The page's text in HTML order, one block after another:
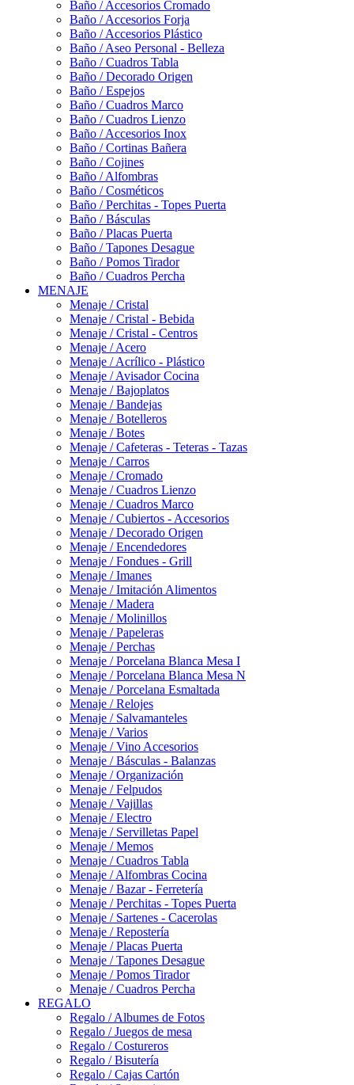
Baño / Accesorios Cromado
Baño / Accesorios Forja
Baño / Accesorios Plástico
Baño / Aseo Personal - Belleza
Baño / Cuadros Tabla
Baño / Decorado Origen
Baño / Espejos
Baño / Cuadros Marco
Baño / Cuadros Lienzo
Baño / Accesorios Inox
Baño / Cortinas Bañera
Baño / Cojines
Baño / Alfombras
Baño / Cosméticos
Baño / Perchitas - Topes Puerta
Baño / Básculas
Baño / Placas Puerta
Baño / Tapones Desague
Baño / Pomos Tirador
Baño / Cuadros Percha
MENAJE
Menaje / Cristal
Menaje / Cristal - Bebida
Menaje / Cristal - Centros
Menaje / Acero
Menaje / Acrílico - Plástico
Menaje / Avisador Cocina
Menaje / Bajoplatos
Menaje / Bandejas
Menaje / Botelleros
Menaje / Botes
Menaje / Cafeteras - Teteras - Tazas
Menaje / Carros
Menaje / Cromado
Menaje / Cuadros Lienzo
Menaje / Cuadros Marco
Menaje / Cubiertos - Accesorios
Menaje / Decorado Origen
Menaje / Encendedores
Menaje / Fondues - Grill
Menaje / Imanes
Menaje / Imitación Alimentos
Menaje / Madera
Menaje / Molinillos
Menaje / Papeleras
Menaje / Perchas
Menaje / Porcelana Blanca Mesa I
Menaje / Porcelana Blanca Mesa N
Menaje / Porcelana Esmaltada
Menaje / Relojes
Menaje / Salvamanteles
Menaje / Varios
Menaje / Vino Accesorios
Menaje / Básculas - Balanzas
Menaje / Organización
Menaje / Felpudos
Menaje / Vajillas
Menaje / Electro
Menaje / Servilletas Papel
Menaje / Memos
Menaje / Cuadros Tabla
Menaje / Alfombras Cocina
Menaje / Bazar - Ferretería
Menaje / Perchitas - Topes Puerta
Menaje / Sartenes - Cacerolas
Menaje / Repostería
Menaje / Placas Puerta
Menaje / Tapones Desague
Menaje / Pomos Tirador
Menaje / Cuadros Percha
REGALO
Regalo / Albumes de Fotos
Regalo / Juegos de mesa
Regalo / Costureros
Regalo / Bisutería
Regalo / Cajas Cartón